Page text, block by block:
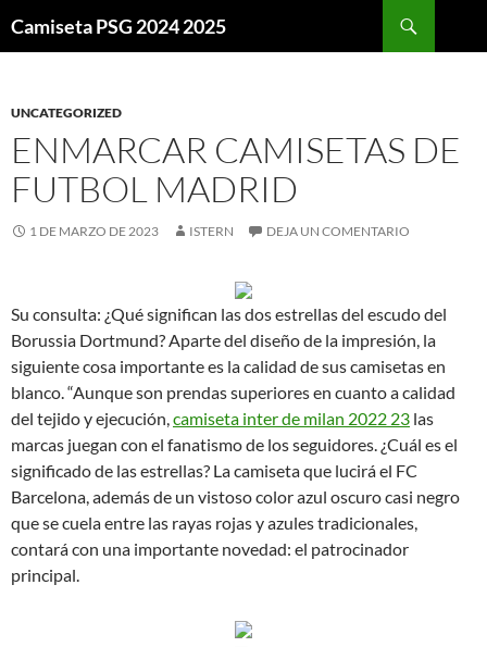
Camiseta PSG 2024 2025
UNCATEGORIZED
ENMARCAR CAMISETAS DE
FUTBOL MADRID
1 DE MARZO DE 2023 ISTERN DEJA UN COMENTARIO
Su consulta: ¿Qué significan las dos estrellas del escudo del
Borussia Dortmund? Aparte del diseño de la impresión, la
siguiente cosa importante es la calidad de sus camisetas en
blanco. “Aunque son prendas superiores en cuanto a calidad
del tejido y ejecución,camiseta inter de milan 2022 23 las
marcas juegan con el fanatismo de los seguidores. ¿Cuál es el
significado de las estrellas? La camiseta que lucirá el FC
Barcelona, además de un vistoso color azul oscuro casi negro
que se cuela entre las rayas rojas y azules tradicionales,
contará con una importante novedad: el patrocinador
principal.